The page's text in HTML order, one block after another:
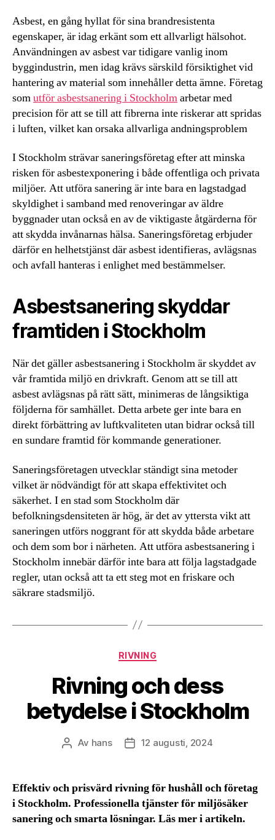
Asbest, en gång hyllat för sina brandresistenta
egenskaper, är idag erkänt som ett allvarligt hälsohot.
Användningen av asbest var tidigare vanlig inom
byggindustrin, men idag krävs särskild försiktighet vid
hantering av material som innehåller detta ämne. Företag
somutför asbestsanering i Stockholmarbetar med
precision för att se till att fibrerna inte riskerar att spridas
i luften, vilket kan orsaka allvarliga andningsproblem
I Stockholm strävar saneringsföretag efter att minska
risken för asbestexponering i både offentliga och privata
miljöer. Att utföra sanering är inte bara en lagstadgad
skyldighet i samband med renoveringar av äldre
byggnader utan också en av de viktigaste åtgärderna för
att skydda invånarnas hälsa. Saneringsföretag erbjuder
därför en helhetstjänst där asbest identifieras, avlägsnas
och avfall hanteras i enlighet med bestämmelser.
Asbestsanering skyddar
framtiden i Stockholm
När det gäller asbestsanering i Stockholm är skyddet av
vår framtida miljö en drivkraft. Genom att se till att
asbest avlägsnas på rätt sätt, minimeras de långsiktiga
följderna för samhället. Detta arbete ger inte bara en
direkt förbättring av luftkvaliteten utan bidrar också till
en sundare framtid för kommande generationer.
Saneringsföretagen utvecklar ständigt sina metoder
vilket är nödvändigt för att skapa effektivitet och
säkerhet. I en stad som Stockholm där
befolkningsdensiteten är hög, är det av yttersta vikt att
saneringen utförs noggrant för att skydda både arbetare
och dem som bor i närheten. Att utföra asbestsanering i
Stockholm innebär därför inte bara att följa lagstadgade
regler, utan också att ta ett steg mot en friskare och
säkrare stadsmiljö.
Kategorier
RIVNING
Rivning och dess
betydelse i Stockholm
Inläggsförfattare
Av hans Inläggsdatum
12 augusti, 2024
Effektiv och prisvärd rivning för hushåll och företag
i Stockholm. Professionella tjänster för miljösäker
sanering och smarta lösningar. Läs mer i artikeln.